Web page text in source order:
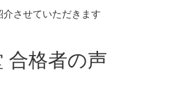
させていただきます
合格者の声